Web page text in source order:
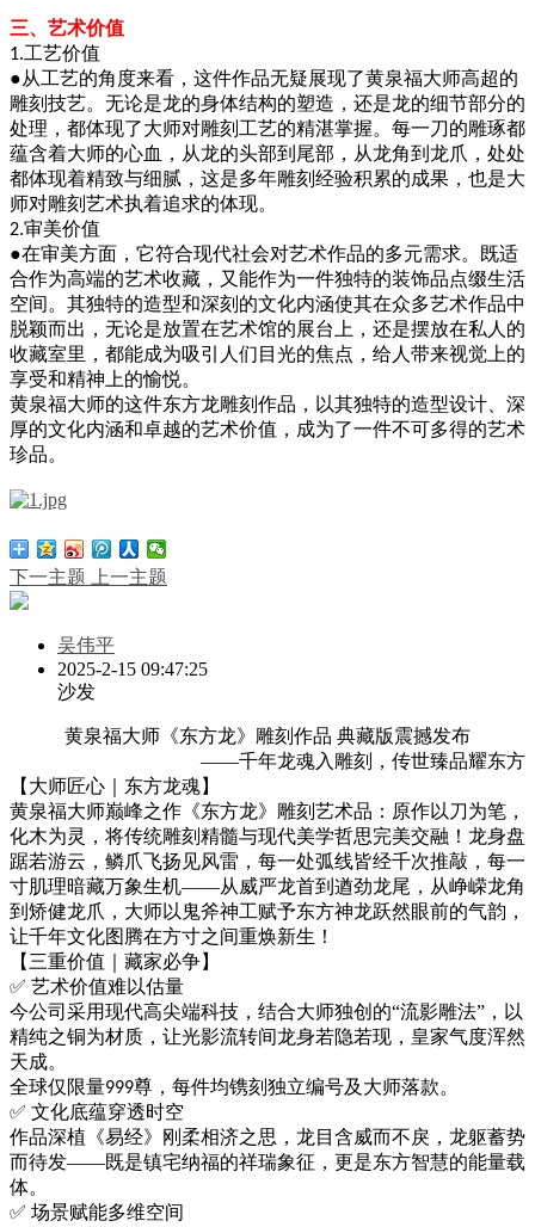
三、艺术价值
1.工艺价值
●从工艺的角度来看，这件作品无疑展现了黄泉福大师高超的
雕刻技艺。无论是龙的身体结构的塑造，还是龙的细节部分的
处理，都体现了大师对雕刻工艺的精湛掌握。每一刀的雕琢都
蕴含着大师的心血，从龙的头部到尾部，从龙角到龙爪，处处
都体现着精致与细腻，这是多年雕刻经验积累的成果，也是大
师对雕刻艺术执着追求的体现。
2.审美价值
●在审美方面，它符合现代社会对艺术作品的多元需求。既适
合作为高端的艺术收藏，又能作为一件独特的装饰品点缀生活
空间。其独特的造型和深刻的文化内涵使其在众多艺术作品中
脱颖而出，无论是放置在艺术馆的展台上，还是摆放在私人的
收藏室里，都能成为吸引人们目光的焦点，给人带来视觉上的
享受和精神上的愉悦。
黄泉福大师的这件东方龙雕刻作品，以其独特的造型设计、深
厚的文化内涵和卓越的艺术价值，成为了一件不可多得的艺术
珍品。
下一主题 上一主题
吴伟平
2025-2-15 09:47:25
沙发
黄泉福大师《东方龙》雕刻作品 典藏版震撼发布
——千年龙魂入雕刻，传世臻品耀东方
【大师匠心｜东方龙魂】
黄泉福大师巅峰之作《东方龙》雕刻艺术品 ： 原作以刀为笔，
化木为灵，将传统雕刻精髓与现代美学哲思完美交融！龙身盘
踞若游云，鳞爪飞扬见风雷，每一处弧线皆经千次推敲，每一
寸肌理暗藏万象生机——从威严龙首到遒劲龙尾，从峥嵘龙角
到矫健龙爪，大师以鬼斧神工赋予东方神龙跃然眼前的气韵，
让千年文化图腾在方寸之间重焕新生！
【三重价值｜藏家必争】
✅ 艺术价值难以估量
今公司 采用现代高尖端科技，结合大师独创 的“流影雕法”， 以
精纯之铜为材质，让光影流转间龙身若隐若现，皇家气度浑然
天成。
全球仅限量999尊，每件均镌刻独立编号及大师落款。
✅ 文化底蕴穿透时空
作品深植《易经》刚柔相济之思，龙目含威而不戾，龙躯蓄势
而待发——既是镇宅纳福的祥瑞象征，更是东方智慧的能量载
体。
✅ 场景赋能多维空间